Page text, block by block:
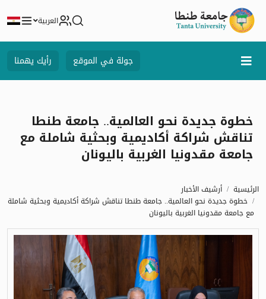
العربية
جولة في الموقع رأيك يهمنا
خطوة جديدة نحو العالمية.. جامعة طنطا
تناقش شراكة أكاديمية وبحثية شاملة مع
جامعة مقدونيا الغربية باليونان
الرئيسية
أرشيف الأخبار
خطوة جديدة نحو العالمية.. جامعة طنطا تناقش شراكة أكاديمية وبحثية شاملة
مع جامعة مقدونيا الغربية باليونان